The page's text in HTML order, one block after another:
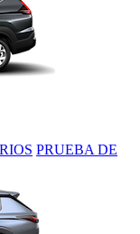
PRUEBA DE